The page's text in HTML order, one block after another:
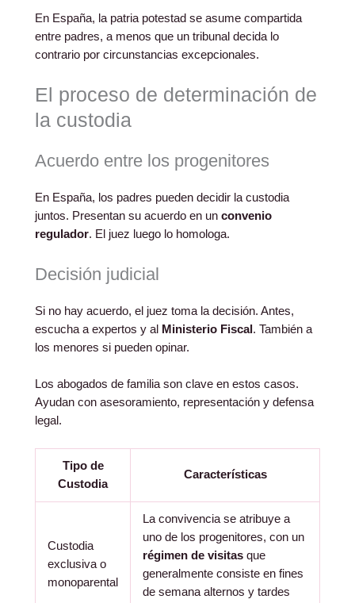
En España, la patria potestad se asume compartida
entre padres, a menos que un tribunal decida lo
contrario por circunstancias excepcionales.
El proceso de determinación de
la custodia
Acuerdo entre los progenitores
En España, los padres pueden decidir la custodia
juntos. Presentan su acuerdo en un convenio
regulador. El juez luego lo homologa.
Decisión judicial
Si no hay acuerdo, el juez toma la decisión. Antes,
escucha a expertos y al
Ministerio Fiscal . También a
los menores si pueden opinar.
Los abogados de familia son clave en estos casos.
Ayudan con asesoramiento, representación y defensa
legal.
Tipo de
Custodia
Características
Custodia
exclusiva o
monoparental
La convivencia se atribuye a
uno de los progenitores, con un
régimen de visitasque
generalmente consiste en fines
de semana alternos y tardes